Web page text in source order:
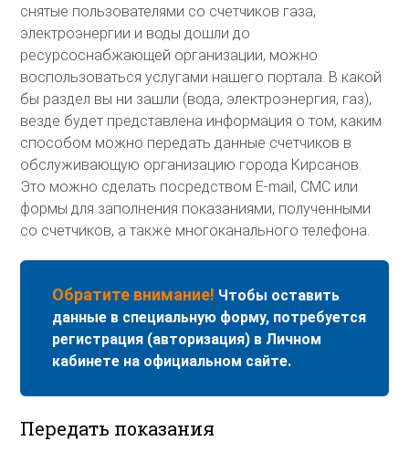
снятые пользователями со счетчиков газа,
электроэнергии и воды дошли до
ресурсоснабжающей организации, можно
воспользоваться услугами нашего портала. В какой
бы раздел вы ни зашли (вода, электроэнергия, газ),
везде будет представлена информация о том, каким
способом можно передать данные счетчиков в
обслуживающую организацию города Кирсанов.
Это можно сделать посредством E-mail, СМС или
формы для заполнения показаниями, полученными
со счетчиков, а также многоканального телефона.
Обратите внимание! Чтобы оставить
данные в специальную форму, потребуется
регистрация (авторизация) в Личном
кабинете на официальном сайте.
Передать показания